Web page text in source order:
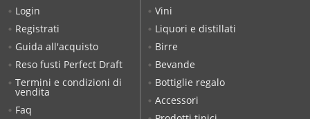
Vini
Liquori e distillati
Birre
Bevande
Bottiglie regalo
Accessori
Login
Registrati
Guida all'acquisto
Reso fusti Perfect Draft
Termini e condizioni di
vendita
Faq